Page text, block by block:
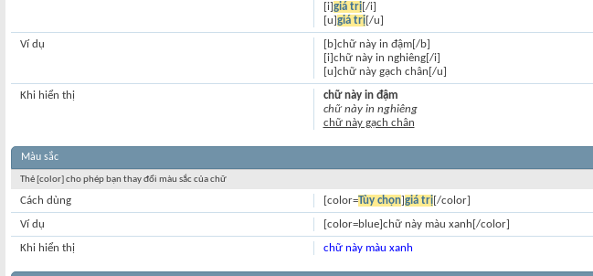
[i]giá trị[/i]
[u]giá trị[/u]
[b]chữ này in đậm[/b]
[i]chữ này in nghiêng[/i]
[u]chữ này gạch chân[/u]
Ví dụ
chữ này in đậm
chữ này in nghiêng
chữ này gạch chân
Khi hiển thị
Màu sắc
Thẻ [color] cho phép bạn thay đổi màu sắc của chữ
[color=Tùy chọn]giá trị[/color]
Cách dùng
[color=blue]chữ này màu xanh[/color]
Ví dụ
chữ này màu xanh
Khi hiển thị